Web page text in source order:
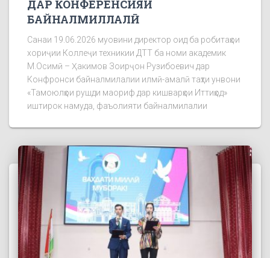
ДАР КОНФЕРЕНСИЯИ
БАЙНАЛМИЛЛАЛӢ
Санаи 19.06.2026 муовини директор оид ба робитаҳои
хориҷии Коллеҷи техникии ДТТ ба номи академик
М.Осимӣ – Ҳакимов Зоирҷон Рузибоевич дар
Конфронси байналмилалии илмӣ-амалӣ таҳти унвони
«Тамоюлҳои рушди маориф дар кишварҳои Иттиҳод»
иштирок намуда, фаъолияти байналмилалии